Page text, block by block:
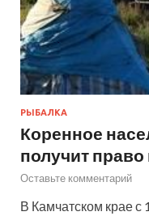
РЫБАЛКА
Коренное
получит
Оставьте комментарий
В Камчатском крае с